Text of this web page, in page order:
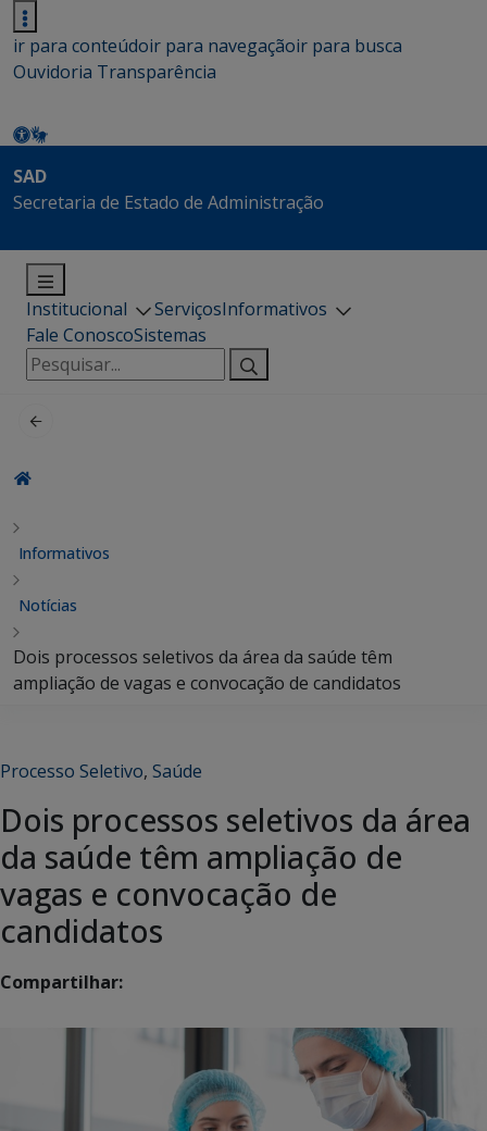
ir para conteúdoir para navegaçãoir para busca
Ouvidoria Transparência
SAD
Secretaria de Estado de Administração
Institucional ServiçosInformativos
Fale ConoscoSistemas
Pesquisar
por:
Informativos
Notícias
Dois processos seletivos da área da saúde têm
ampliação de vagas e convocação de candidatos
Processo Seletivo, Saúde
Dois processos seletivos da área
da saúde têm ampliação de
vagas e convocação de
candidatos
Compartilhar: